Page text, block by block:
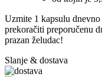
Uzmite 1 kapsulu
prekoračiti preporučenu
prazan želudac!
Slanje & dostava